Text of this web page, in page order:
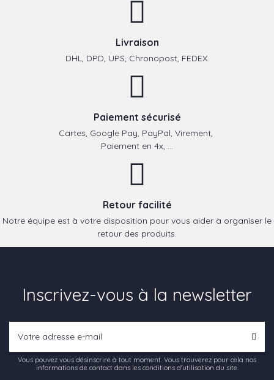
Livraison
DHL, DPD, UPS, Chronopost, FEDEX.
Paiement sécurisé
Cartes, Google Pay, PayPal, Virement,
Paiement en 4x, ...
Retour facilité
Notre équipe est à votre disposition pour vous aider à organiser le
retour des produits.
Inscrivez-vous à la newsletter
Vous pouvez vous désinscrire à tout moment. Vous trouverez pour cela nos
informations de contact dans les conditions d'utilisation du site.